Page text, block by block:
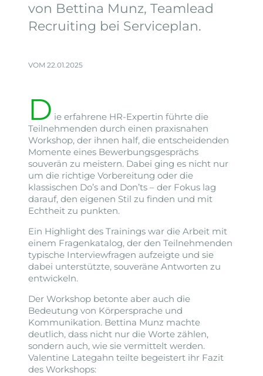
von Bettina Munz, Teamlead
Recruiting bei Serviceplan.
VOM 22.01.2025
D ie erfahrene HR-Expertin führte die
Teilnehmenden durch einen praxisnahen
Workshop, der ihnen half, die entscheidenden
Momente eines Bewerbungsgesprächs
souverän zu meistern. Dabei ging es nicht nur
um die richtige Vorbereitung oder die
klassischen Do’s and Don’ts – der Fokus lag
darauf, den eigenen Stil zu finden und mit
Echtheit zu punkten.
Ein Highlight des Trainings war die Arbeit mit
einem Fragenkatalog, der den Teilnehmenden
typische Interviewfragen aufzeigte und sie
dabei unterstützte, souveräne Antworten zu
entwickeln.
Der Workshop betonte aber auch die
Bedeutung von Körpersprache und
Kommunikation. Bettina Munz machte
deutlich, dass nicht nur die Worte zählen,
sondern auch, wie sie vermittelt werden.
Valentine Lategahn teilte begeistert ihr Fazit
des Workshops: